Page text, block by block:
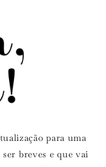
para uma
breves e que vai